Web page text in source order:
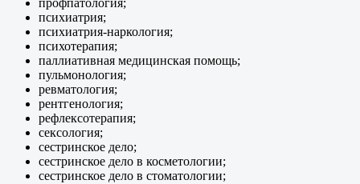
профпатология;
психиатрия;
психиатрия-наркология;
психотерапия;
паллиативная медицинская помощь;
пульмонология;
ревматология;
рентгенология;
рефлексотерапия;
сексология;
сестринское дело;
сестринское дело в косметологии;
сестринское дело в стоматологии;